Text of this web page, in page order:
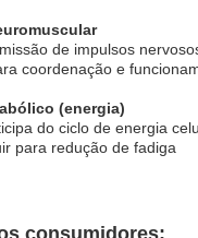
de impulsos
coordenação e
(energia)
do ciclo de energia
para redução de fadiga
consumidores: